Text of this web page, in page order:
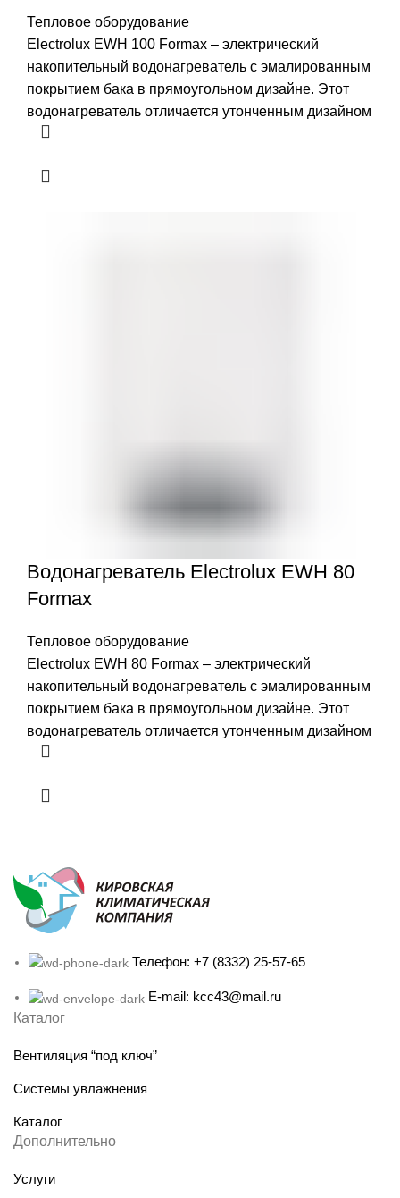
Тепловое оборудование
Electrolux EWH 100 Formax – электрический
накопительный водонагреватель с эмалированным
покрытием бака в прямоугольном дизайне. Этот
водонагреватель отличается утонченным дизайном
Водонагреватель Electrolux EWH 80
Formax
Тепловое оборудование
Electrolux EWH 80 Formax – электрический
накопительный водонагреватель с эмалированным
покрытием бака в прямоугольном дизайне. Этот
водонагреватель отличается утонченным дизайном
Телефон: +7 (8332) 25-57-65
E-mail: kcc43@mail.ru
Каталог
Вентиляция “под ключ”
Системы увлажнения
Каталог
Дополнительно
Услуги